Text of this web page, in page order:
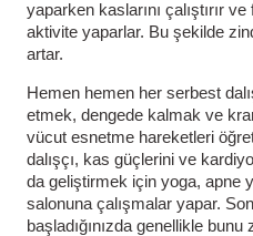
yaparken kaslarını çalıştırır
aktivite yaparlar. Bu şekilde
artar.
Hemen hemen her serbest
etmek, dengede kalmak ve
vücut esnetme hareketleri
dalışçı, kas güçlerini ve
da geliştirmek için yoga, apne
salonuna çalışmalar yapar.
başladığınızda genellikle